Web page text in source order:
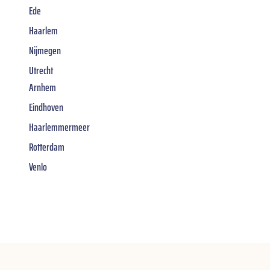
Ede
Haarlem
Nijmegen
Utrecht
Arnhem
Eindhoven
Haarlemmermeer
Rotterdam
Venlo